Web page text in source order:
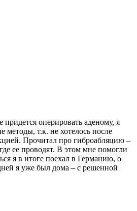
придется оперировать аденому, я
методы, т.к. не хотелось после
Прочитал про гиброабляцию –
ее проводят. В этом мне помогли
я в итоге поехал в Германию, о
я уже был дома – с решенной